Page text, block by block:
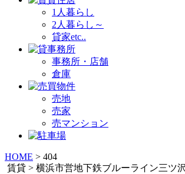
1人暮らし
2人暮らし～
貸家etc..
事務所・店舗
倉庫
売地
売家
売マンション
HOME > 404
賃貸 > 横浜市営地下鉄ブルーライン三ツ